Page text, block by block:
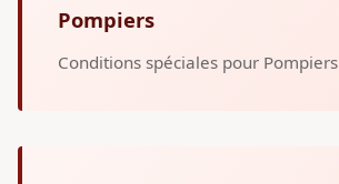
Pompiers
Conditions spéciales pour Pompiers